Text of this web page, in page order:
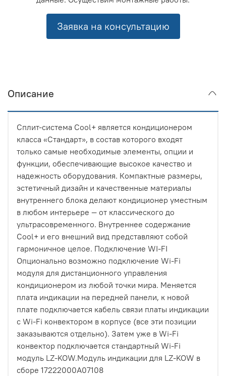
Заявка на консультацию
Описание
Сплит-система Cool+ является кондиционером
класса «Стандарт», в состав которого входят
только самые необходимые элементы, опции и
функции, обеспечивающие высокое качество и
надежность оборудования. Компактные размеры,
эстетичный дизайн и качественные материалы
внутреннего блока делают кондиционер уместным
в любом интерьере — от классического до
ультрасовременного. Внутреннее содержание
Cool+ и его внешний вид представляют собой
гармоничное целое. Подключение WI-FI
Опционально возможно подключение Wi-Fi
модуля для дистанционного управления
кондиционером из любой точки мира. Меняется
плата индикации на передней панели, к новой
плате подключается кабель связи платы индикации
с Wi-Fi конвектором в корпусе (все эти позиции
заказываются отдельно). Затем уже в Wi-Fi
конвектор подключается стандартный Wi-Fi
модуль LZ-KOW.Модуль индикации для LZ-KOW в
сборе 17222000A07108